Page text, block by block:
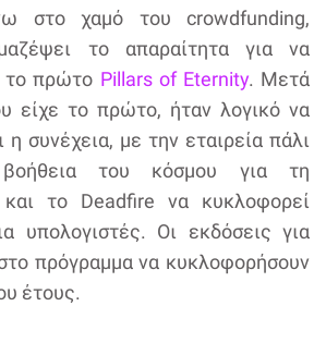
στο χαμό του crowdfunding,
το απαραίτητα για να
το πρώτο Pillars of Eternity. Μετά
είχε το πρώτο, ήταν λογικό να
η συνέχεια, με την εταιρεία πάλι
του κόσμου για τη
και το Deadfire να κυκλοφορεί
υπολογιστές. Οι εκδόσεις για
πρόγραμμα να κυκλοφορήσουν
έτους.